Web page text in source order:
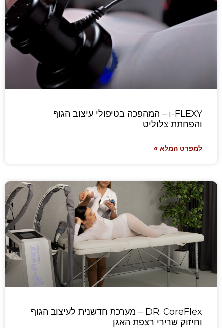
i-FLEXY – המהפכה בטיפולי עיצוב הגוף
והפחתת צלוליט
למפרט המלא »
DR. CoreFlex – מערכת חדשנית לעיצוב הגוף
וחיזוק שרירי רצפת האגן